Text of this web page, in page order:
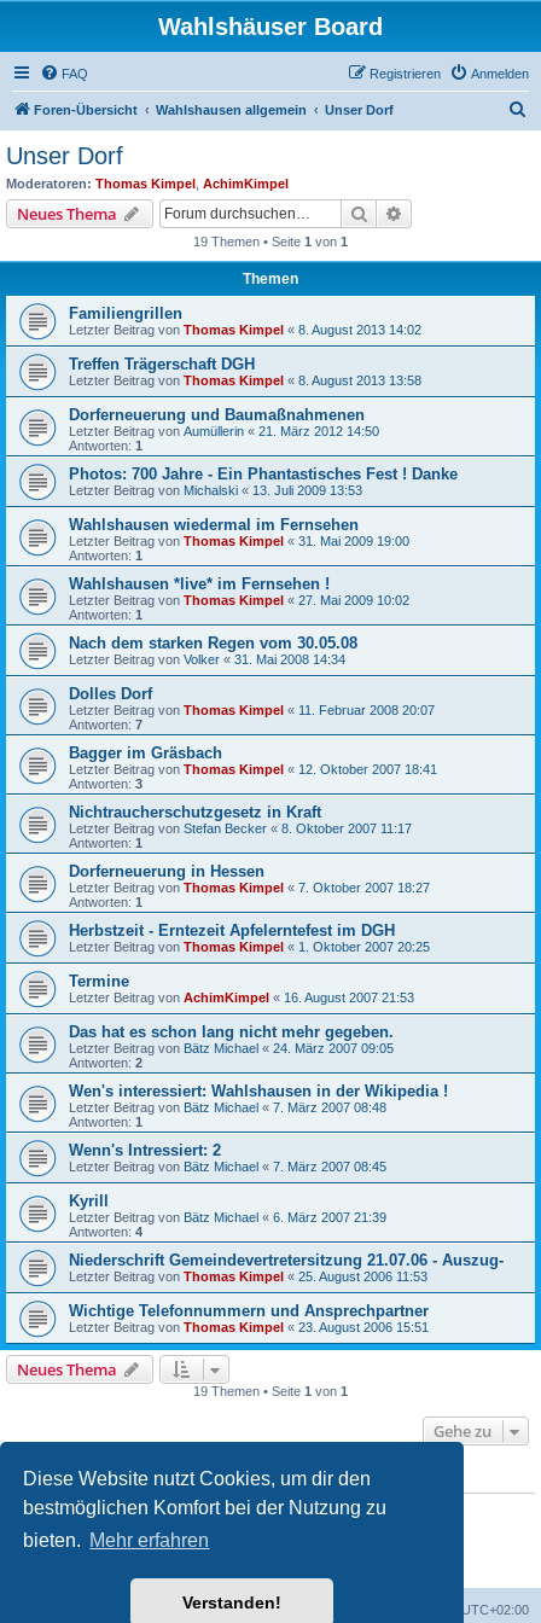
Diese Website nutzt Cookies, um dir den
bestmöglichen Komfort bei der Nutzung zu
bieten. Mehr erfahren
Verstanden!
Wahlshäuser Board
FAQ Anmelden
Registrieren
Foren-Übersicht Wahlshausen allgemein Unser Dorf
Unser Dorf
Moderatoren: Thomas Kimpel AchimKimpel
Neues Thema Suche
19 Themen • Seite 1 von 1
Themen
Familiengrillen
Letzter Beitrag von Thomas Kimpel « 8. August 2013 14:02
Treffen Trägerschaft DGH
Letzter Beitrag von Thomas Kimpel « 8. August 2013 13:58
Dorferneuerung und Baumaßnahmenen
Letzter Beitrag von Aumüllerin « 21. März 2012 14:50
Antworten: 1
Photos: 700 Jahre - Ein Phantastisches Fest ! Danke
Letzter Beitrag von Michalski « 13. Juli 2009 13:53
Wahlshausen wiedermal im Fernsehen
Letzter Beitrag von Thomas Kimpel « 31. Mai 2009 19:00
Antworten: 1
Wahlshausen *live* im Fernsehen !
Letzter Beitrag von Thomas Kimpel « 27. Mai 2009 10:02
Antworten: 1
Nach dem starken Regen vom 30.05.08
Letzter Beitrag von Volker « 31. Mai 2008 14:34
Dolles Dorf
Letzter Beitrag von Thomas Kimpel « 11. Februar 2008 20:07
Antworten: 7
Bagger im Gräsbach
Letzter Beitrag von Thomas Kimpel « 12. Oktober 2007 18:41
Antworten: 3
Nichtraucherschutzgesetz in Kraft
Letzter Beitrag von Stefan Becker « 8. Oktober 2007 11:17
Antworten: 1
Dorferneuerung in Hessen
Letzter Beitrag von Thomas Kimpel « 7. Oktober 2007 18:27
Antworten: 1
Herbstzeit - Erntezeit Apfelerntefest im DGH
Letzter Beitrag von Thomas Kimpel « 1. Oktober 2007 20:25
Termine
Letzter Beitrag von AchimKimpel « 16. August 2007 21:53
Das hat es schon lang nicht mehr gegeben.
Letzter Beitrag von Bätz Michael « 24. März 2007 09:05
Antworten: 2
Wen's interessiert: Wahlshausen in der Wikipedia !
Letzter Beitrag von Bätz Michael « 7. März 2007 08:48
Antworten: 1
Wenn's Intressiert: 2
Letzter Beitrag von Bätz Michael « 7. März 2007 08:45
Kyrill
Letzter Beitrag von Bätz Michael « 6. März 2007 21:39
Antworten: 4
Niederschrift Gemeindevertretersitzung 21.07.06 - Auszug-
Letzter Beitrag von Thomas Kimpel « 25. August 2006 11:53
Wichtige Telefonnummern und Ansprechpartner
Letzter Beitrag von Thomas Kimpel « 23. August 2006 15:51
Neues Thema
19 Themen • Seite 1 von 1
Gehe zu
BERECHTIGUNGEN IN DIESEM FORUM
Du darfstkeine neuen Themen in diesem Forum erstellen.
keine
Antworten zu Themen in diesem Forum erstellen.
Du darfst deine Beiträge in diesem Forum
UTC+02:00